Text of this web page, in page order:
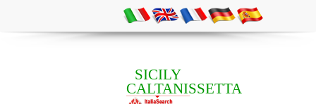
SICILY
CALTANISSETTA